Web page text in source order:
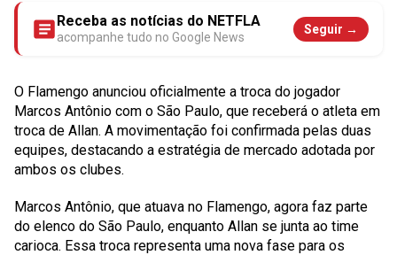
Receba as notícias do NETFLA
acompanhe tudo no Google News
Seguir →
O Flamengo anunciou oficialmente a troca do jogador
Marcos Antônio com o São Paulo, que receberá o atleta em
troca de Allan. A movimentação foi confirmada pelas duas
equipes, destacando a estratégia de mercado adotada por
ambos os clubes.
Marcos Antônio, que atuava no Flamengo, agora faz parte
do elenco do São Paulo, enquanto Allan se junta ao time
carioca. Essa troca representa uma nova fase para os